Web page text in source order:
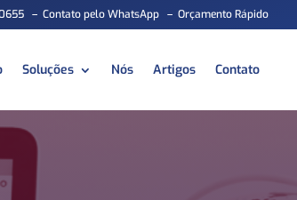
– Contato pelo WhatsApp – Orçamento Rápido
Soluções Nós Artigos Contato